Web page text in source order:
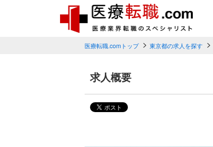
医療転職.comトップ 東京都の求人を探す
求人概要